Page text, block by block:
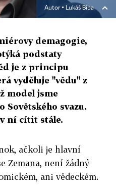
Autor ▪ Lukáš Bíba
demagogie,
podstaty
je z principu
vyděluje "vědu" z
model jsme
Sovětského svazu.
ní cítit stále.
ačkoli je hlavní
Zemana, není žádný
ani vědeckém.